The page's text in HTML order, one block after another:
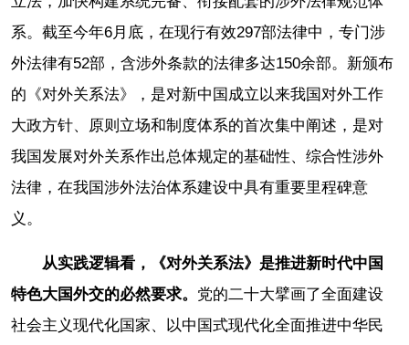
系。截至今年6月底，在现行有效297部法律中，专门涉
外法律有52部，含涉外条款的法律多达150余部。新颁布
的《对外关系法》，是对新中国成立以来我国对外工作
大政方针、原则立场和制度体系的首次集中阐述，是对
我国发展对外关系作出总体规定的基础性、综合性涉外
法律，在我国涉外法治体系建设中具有重要里程碑意
义。
从实践逻辑看，《对外关系法》是推进新时代中国
特色大国外交的必然要求。 党的二十大擘画了全面建设
社会主义现代化国家、以中国式现代化全面推进中华民